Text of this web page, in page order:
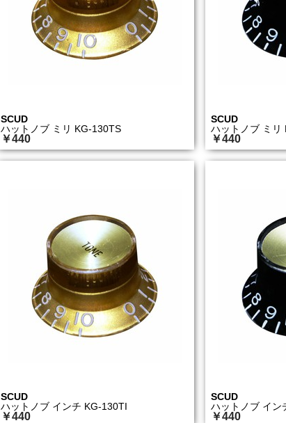
SCUD
ハットノブ ミリ KG-130TS
￥440
SCUD
ハットノブ ミリ
￥440
SCUD
ハットノブ インチ KG-130TI
￥440
SCUD
ハットノブ イン
￥440